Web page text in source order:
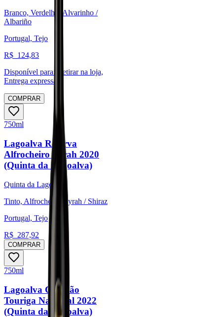
Branco, Verdelho, Alvarinho /
Albariño
Portugal, Tejo
R$ 124,83
Disponível para:
Retirar na loja,
Entrega expressa
COMPRAR
750ml
Lagoalva Reserva
Alfrocheiro Syrah 2020
(Quinta da Lagoalva)
Quinta da Lagoalva
Tinto, Alfrocheiro, Syrah / Shiraz
Portugal, Tejo
R$ 287,92
COMPRAR
750ml
Lagoalva Castelão
Touriga Nacional 2022
(Quinta da Lagoalva)